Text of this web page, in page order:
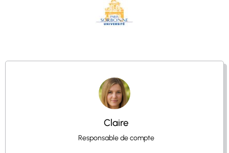
Claire
Responsable de compte